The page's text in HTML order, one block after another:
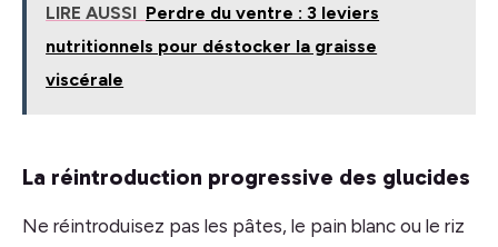
LIRE AUSSI Perdre du ventre : 3 leviers
nutritionnels pour déstocker la graisse
viscérale
La réintroduction progressive des glucides
Ne réintroduisez pas les pâtes, le pain blanc ou le riz